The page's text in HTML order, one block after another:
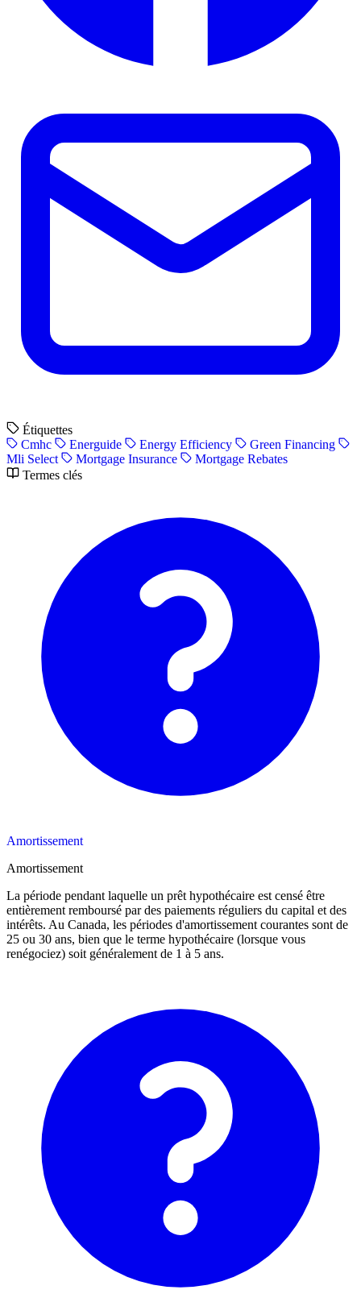
Étiquettes
Cmhc
Energuide Energy Efficiency
Green Financing
Mli Select
Mortgage Insurance
Mortgage Rebates
Termes clés
Amortissement
Amortissement
La période pendant laquelle un prêt hypothécaire est censé être
entièrement remboursé par des paiements réguliers du capital et des
intérêts. Au Canada, les périodes d'amortissement courantes sont de
25 ou 30 ans, bien que le terme hypothécaire (lorsque vous
renégociez) soit généralement de 1 à 5 ans.